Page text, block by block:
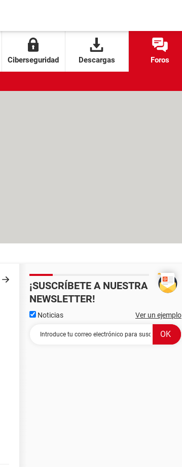
Ciberseguridad Descargas Foros
¡SUSCRÍBETE A NUESTRA
NEWSLETTER!
Noticias Ver un ejemplo